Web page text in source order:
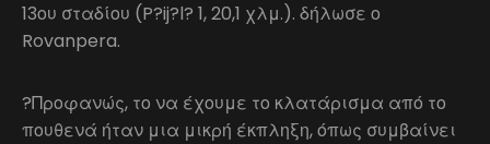
13ου σταδίου (P?ij?l? 1, 20,1 χλμ.). δήλωσε ο
Rovanpera.
?Προφανώς, το να έχουμε το κλατάρισμα από το
πουθενά ήταν μια μικρή έκπληξη, όπως συμβαίνει